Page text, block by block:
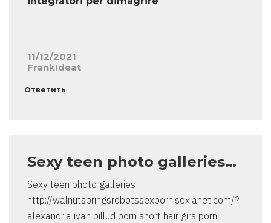
11/12/2021
FrankIdeat
Ответить
Sexy teen photo galleries…
Sexy teen photo galleries
http://walnutspringsrobotssexporn.sexjanet.com/?
alexandria ivan pillud porn short hair girs porn